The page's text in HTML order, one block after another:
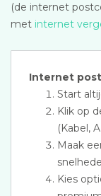
(de internet
met internet
Internet
Start
Klik op
(Kabel,
Maak
Kies